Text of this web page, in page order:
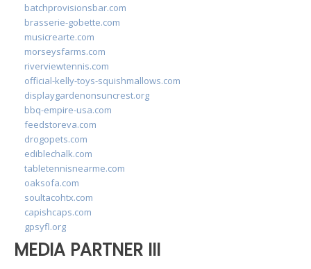
batchprovisionsbar.com
brasserie-gobette.com
musicrearte.com
morseysfarms.com
riverviewtennis.com
official-kelly-toys-squishmallows.com
displaygardenonsuncrest.org
bbq-empire-usa.com
feedstoreva.com
drogopets.com
ediblechalk.com
tabletennisnearme.com
oaksofa.com
soultacohtx.com
capishcaps.com
gpsyfl.org
MEDIA PARTNER III